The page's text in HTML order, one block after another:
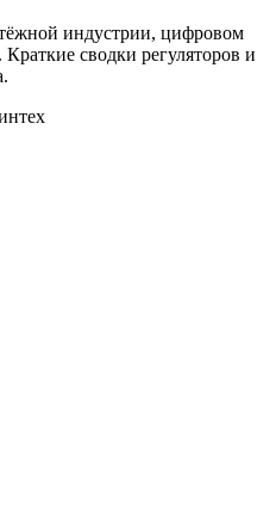
индустрии, цифровом
сводки регуляторов и